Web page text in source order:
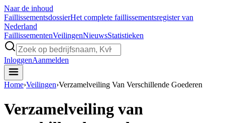
Naar de inhoud
FaillissementsdossierHet complete faillissementsregister van
Nederland
FaillissementenVeilingenNieuwsStatistieken
InloggenAanmelden
Home›Veilingen›Verzamelveiling Van Verschillende Goederen
Verzamelveiling van